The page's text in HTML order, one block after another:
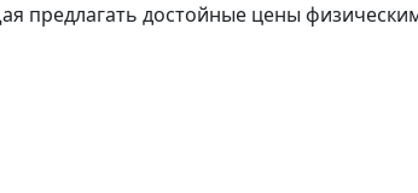
предлагать достойные цены